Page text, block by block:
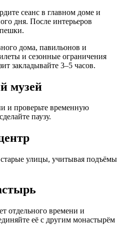
сеанс в главном доме и
дня. После интерьеров
дома, павильонов и
и сезонные ограничения
закладывайте 3–5 часов.
музей
и проверьте временную
паузу.
улицы, учитывая подъёмы
отдельного времени и
её с другим монастырём